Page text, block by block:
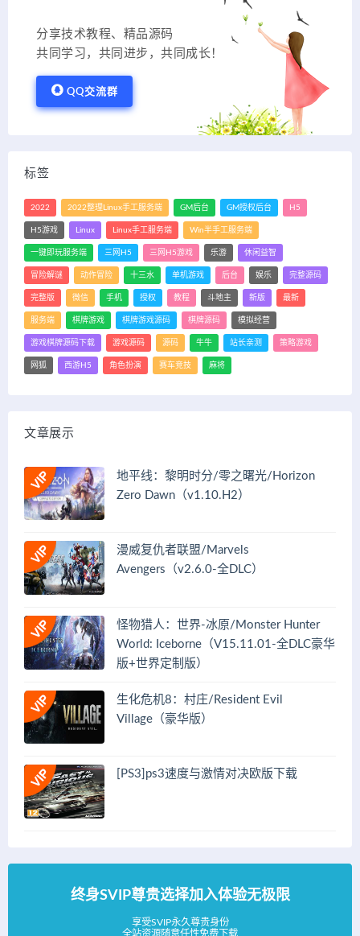
分享技术教程、精品源码
共同学习，共同进步，共同成长！
QQ交流群
标签
2022 2022整理Linux手工服务端 GM后台 GM授权后台 H5
H5游戏 Linux Linux手工服务端 Win半手工服务端
一键即玩服务端 三网H5 三网H5游戏 乐游 休闲益智
冒险解谜 动作冒险 十三水 单机游戏 后台 娱乐 完整源码
完整版 微信 手机 授权 教程 斗地主 新版 最新
服务端 棋牌游戏 棋牌游戏源码 棋牌源码 模拟经营
游戏棋牌源码下载 游戏源码 源码 牛牛 站长亲测 策略游戏
网狐 西游H5 角色扮演 赛车竞技 麻将
文章展示
地平线：黎明时分/零之曙光/Horizon
Zero Dawn（v1.10.H2）
漫威复仇者联盟/Marvels
Avengers（v2.6.0-全DLC）
怪物猎人：世界-冰原/Monster Hunter
World: Iceborne（V15.11.01-全DLC豪华
版+世界定制版）
生化危机8：村庄/Resident Evil
Village（豪华版）
[PS3]ps3速度与激情对决欧版下载
终身SVIP尊贵选择加入体验无极限
享受SVIP永久尊贵身份
全站资源随意任性免费下载